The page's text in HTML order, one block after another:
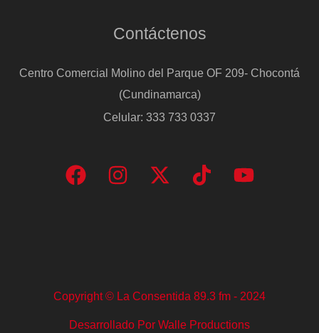
Contáctenos
Centro Comercial Molino del Parque OF 209- Chocontá
(Cundinamarca)
Celular: 333 733 0337
Copyright © La Consentida 89.3 fm - 2024
Desarrollado Por Walle Productions